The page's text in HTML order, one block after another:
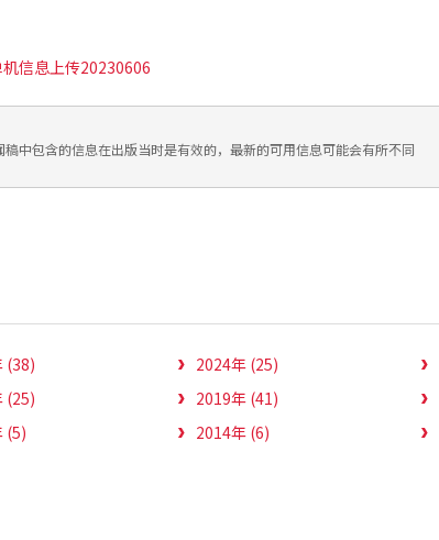
机信息上传20230606
稿中包含的信息在出版当时是有效的，最新的可用信息可能会有所不同
(38) 2024年 (25)
(25) 2019年 (41)
(5) 2014年 (6)